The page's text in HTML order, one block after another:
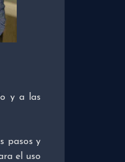
y a las
pasos y
el uso